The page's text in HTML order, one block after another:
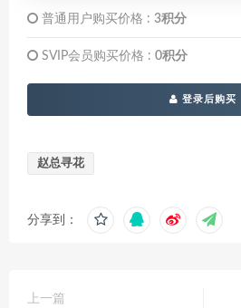
普通用户购买价格 : 3积分
SVIP会员购买价格 : 0积分
登录后购买
赵总寻花
分享到：
上一篇